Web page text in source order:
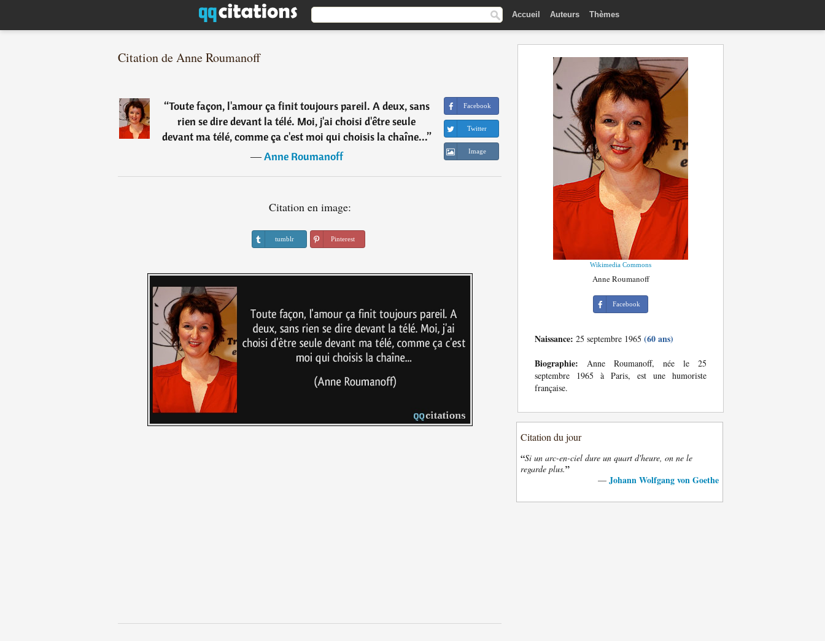
Accueil Auteurs Thèmes
Citation de Anne Roumanoff
“Toute façon, l'amour ça finit toujours pareil. A deux, sans
rien se dire devant la télé. Moi, j'ai choisi d'être seule
devant ma télé, comme ça c'est moi qui choisis la chaîne...”
―Anne Roumanoff
Facebook
Twitter
Image
Citation en image:
tumblr Pinterest
Wikimedia Commons
Anne Roumanoff
Facebook
Naissance: 25 septembre 1965 (60 ans)
Biographie: Anne Roumanoff, née le 25
septembre 1965 à Paris, est une humoriste
française.
Citation du jour
“Si un arc-en-ciel dure un quart d'heure, on ne le
regarde plus.”
— Johann Wolfgang von Goethe